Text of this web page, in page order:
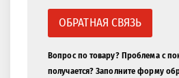
ОБРАТНАЯ СВЯЗЬ
Вопрос по товару? Проблема с
получается? Заполните форму